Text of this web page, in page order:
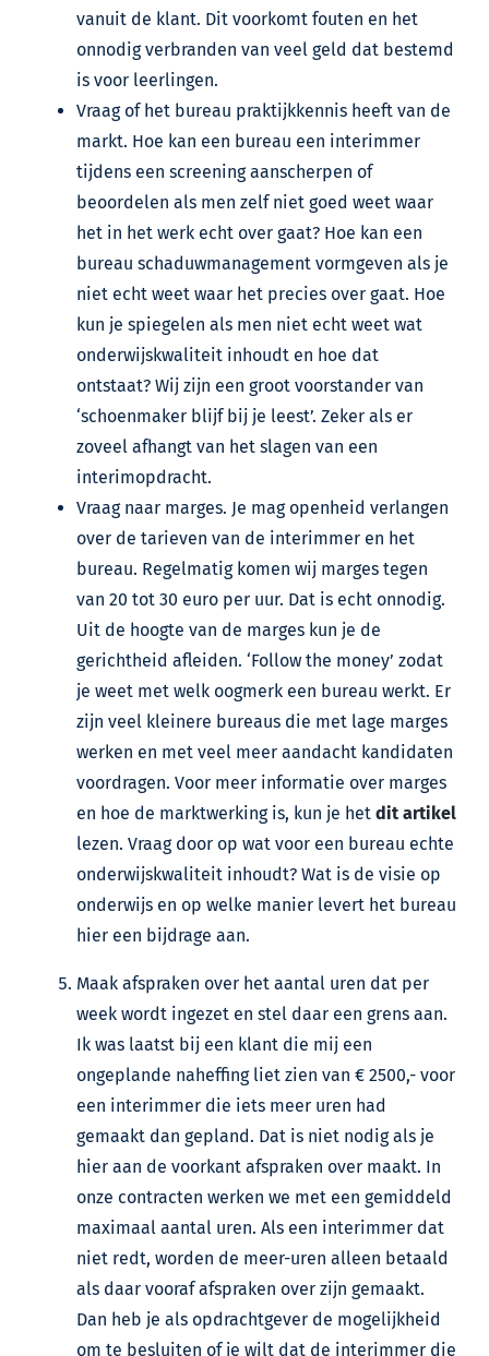
vanuit de klant. Dit voorkomt fouten en het
onnodig verbranden van veel geld dat bestemd
is voor leerlingen.
Vraag of het bureau praktijkkennis heeft van de
markt. Hoe kan een bureau een interimmer
tijdens een screening aanscherpen of
beoordelen als men zelf niet goed weet waar
het in het werk echt over gaat? Hoe kan een
bureau schaduwmanagement vormgeven als je
niet echt weet waar het precies over gaat. Hoe
kun je spiegelen als men niet echt weet wat
onderwijskwaliteit inhoudt en hoe dat
ontstaat? Wij zijn een groot voorstander van
‘schoenmaker blijf bij je leest’. Zeker als er
zoveel afhangt van het slagen van een
interimopdracht.
Vraag naar marges. Je mag openheid verlangen
over de tarieven van de interimmer en het
bureau. Regelmatig komen wij marges tegen
van 20 tot 30 euro per uur. Dat is echt onnodig.
Uit de hoogte van de marges kun je de
gerichtheid afleiden. ‘Follow the money’ zodat
je weet met welk oogmerk een bureau werkt. Er
zijn veel kleinere bureaus die met lage marges
werken en met veel meer aandacht kandidaten
voordragen. Voor meer informatie over marges
en hoe de marktwerking is, kun je het dit artikel
lezen. Vraag door op wat voor een bureau echte
onderwijskwaliteit inhoudt? Wat is de visie op
onderwijs en op welke manier levert het bureau
hier een bijdrage aan.
Maak afspraken over het aantal uren dat per
week wordt ingezet en stel daar een grens aan.
Ik was laatst bij een klant die mij een
ongeplande naheffing liet zien van € 2500,- voor
een interimmer die iets meer uren had
gemaakt dan gepland. Dat is niet nodig als je
hier aan de voorkant afspraken over maakt. In
onze contracten werken we met een gemiddeld
maximaal aantal uren. Als een interimmer dat
niet redt, worden de meer-uren alleen betaald
als daar vooraf afspraken over zijn gemaakt.
Dan heb je als opdrachtgever de mogelijkheid
om te besluiten of je wilt dat de interimmer die